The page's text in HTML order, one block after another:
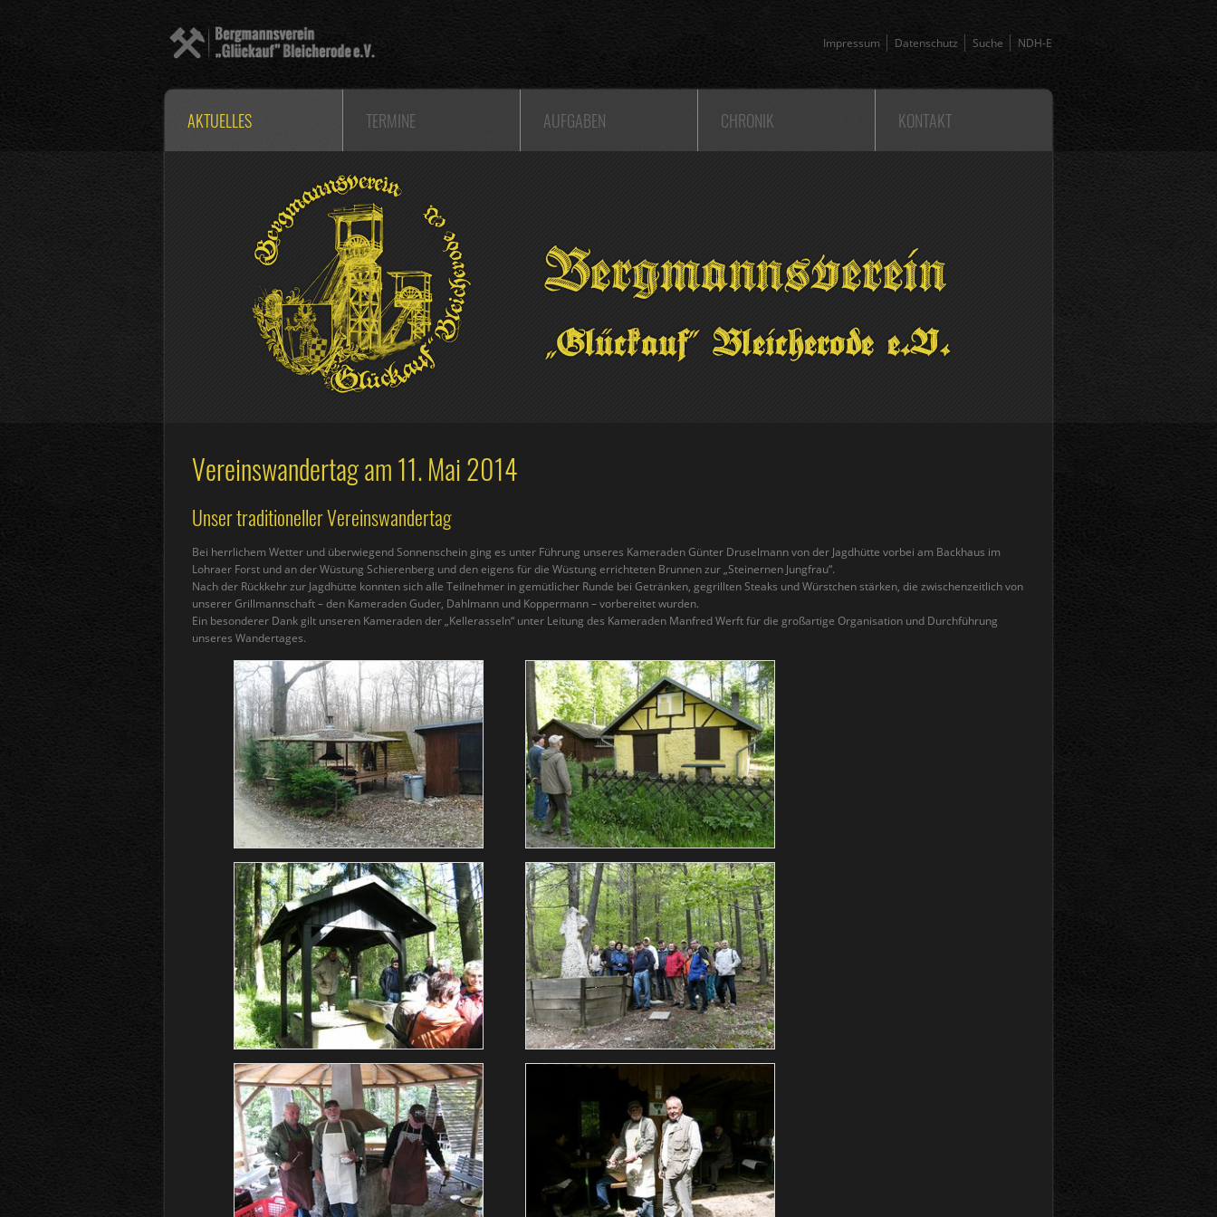
Impressum Datenschutz Suche NDH-E
AKTUELLES TERMINE AUFGABEN CHRONIK KONTAKT
Vereinswandertag am 11. Mai 2014
Unser traditioneller Vereinswandertag
Bei herrlichem Wetter und überwiegend Sonnenschein ging es unter Führung unseres Kameraden Günter Druselmann von der Jagdhütte vorbei am Backhaus im
Lohraer Forst und an der Wüstung Schierenberg und den eigens für die Wüstung errichteten Brunnen zur „Steinernen Jungfrau“.
Nach der Rückkehr zur Jagdhütte konnten sich alle Teilnehmer in gemütlicher Runde bei Getränken, gegrillten Steaks und Würstchen stärken, die zwischenzeitlich von
unserer Grillmannschaft – den Kameraden Guder, Dahlmann und Koppermann – vorbereitet wurden.
Ein besonderer Dank gilt unseren Kameraden der „Kellerasseln“ unter Leitung des Kameraden Manfred Werft für die großartige Organisation und Durchführung
unseres Wandertages.